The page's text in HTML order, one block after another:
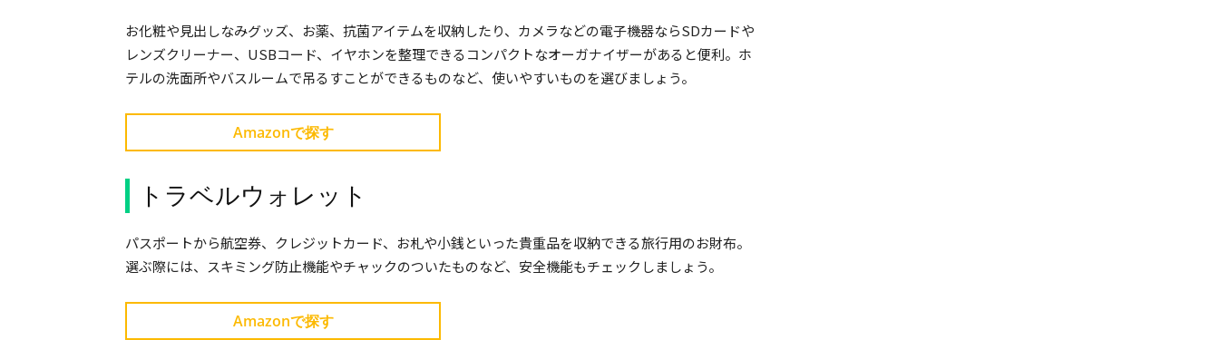
お化粧や見出しなみグッズ、お薬、抗菌アイテムを収納したり、カメラなどの電子機器ならSDカードや
レンズクリーナー、USBコード、イヤホンを整理できるコンパクトなオーガナイザーがあると便利。ホ
テルの洗面所やバスルームで吊るすことができるものなど、使いやすいものを選びましょう。
Amazonで探す
トラベルウォレット
パスポートから航空券、クレジットカード、お札や小銭といった貴重品を収納できる旅行用のお財布。
選ぶ際には、スキミング防止機能やチャックのついたものなど、安全機能もチェックしましょう。
Amazonで探す